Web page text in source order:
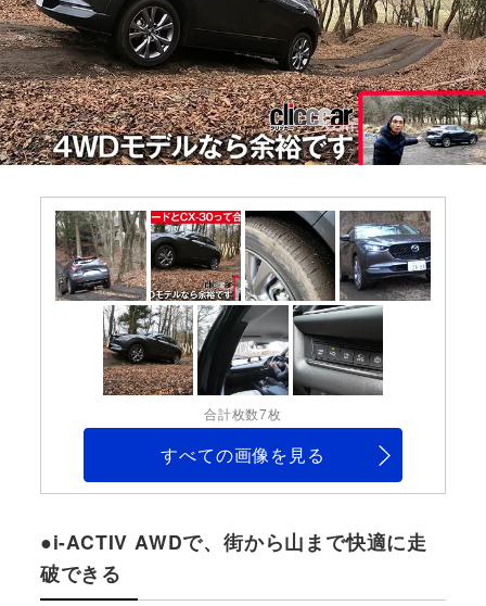
合計枚数7枚
すべての画像を見る
●i-ACTIV AWDで、街から山まで快適に走
破できる